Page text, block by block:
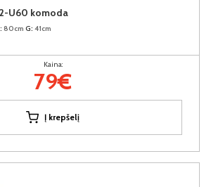
U60 komoda
80cm G: 41cm
Kaina:
79€
Į krepšelį